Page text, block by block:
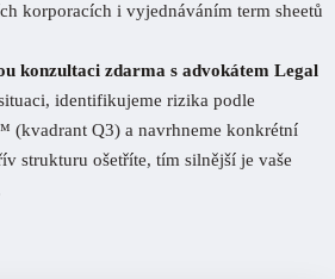
korporacích i vyjednáváním term sheetů
konzultaci zdarma s advokátem Legal
identifikujeme rizika podle
Q3) a navrhneme konkrétní
strukturu ošetříte, tím silnější je vaše